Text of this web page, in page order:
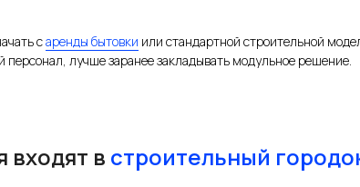
саренды бытовки или стандартной строительной
персонал, лучше заранее закладывать модульное решение.
в строительный